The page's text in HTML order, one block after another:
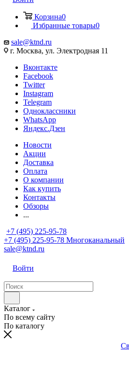
Корзина0
Избранные товары0
sale@ktnd.ru
г. Москва, ул. Электродная 11
Вконтакте
Facebook
Twitter
Instagram
Telegram
Одноклассники
WhatsApp
Яндекс.Дзен
Новости
Акции
Доставка
Оплата
О компании
Как купить
Контакты
Обзоры
...
+7 (495) 225-95-78
+7 (495) 225-95-78 Многоканальный
sale@ktnd.ru
Войти
Каталог
По всему сайту
По каталогу